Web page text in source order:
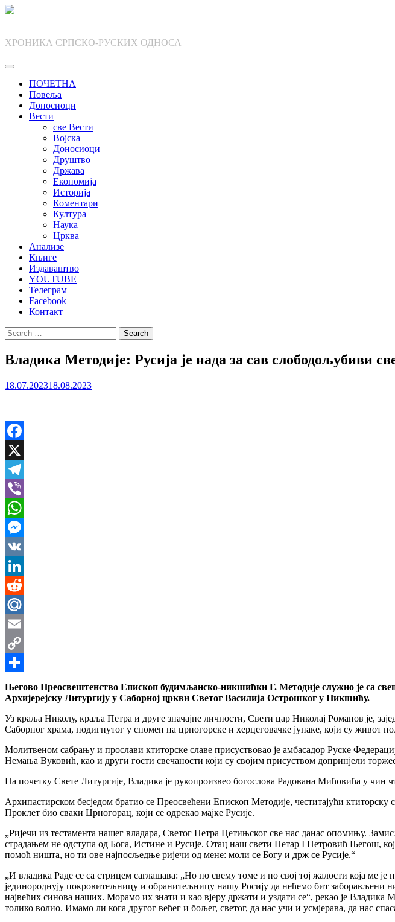
Skip
ХРОНИКА СРПСКО-РУСКИХ ОДНОСА
ПОЧЕТНА
Повеља
Доносиоци
Вести
све Вести
Војска
Доносиоци
Друштво
Држава
Економија
Историја
Коментари
Култура
Наука
Црква
Анализе
Књиге
Издаваштво
YOUTUBE
Телеграм
Facebook
Контакт
Search
for:
Владика Методије: Русија је нада за сав слободољубиви
18.07.202318.08.2023
Facebook
X
Telegram
Viber
WhatsApp
Messenger
VK
LinkedIn
Reddit
Mail.Ru
Email
Copy
Link
Share
Његово Преосвештенство Епископ будимљанско-никшићки Г. Методије служио је са
Архијерејску Литургију у Саборној цркви Светог Василија Острошког у Никшићу.
Уз краља Николу, краља Петра и друге значајне личности, Свети цар Николај Романов је,
Саборног храма, подигнутог у спомен на црногорске и херцеговачке јунаке, који су
Молитвеном сабрању и прослави ктиторске славе присуствовао је амбасадор Руске
Немања Вуковић, као и други гости свечаности који су својим присуством допринјели
На почетку Свете Литургије, Владика је рукопроизвео богослова Радована Мићовића у
Архипастирском бесједом братио се Преосвећени Епископ Методије, честитајући
Проклет био сваки Црногорац, који се одрекао мајке Русије.
„Ријечи из тестамента нашег владара, Светог Петра Цетињског све нас данас опомињу.
страдањем не одступа од Бога, Истине и Русије. Отац наш свети Петар I Петровић Његош,
помоћ ништа, но ти ове најпосљедње ријечи од мене: моли се Богу и држ се Русије.“
„И владика Раде се са стрицем саглашава: „Но по свему томе и по свој тој жалости која ме
јединороднују покровитељницу и обранитељницу нашу Росију да нећемо бит заборављени
највећих синова наших. Морамо их знати и као вјеру држати и уздати се“, рекао је Владика
толико волио. Имамо ли кога другог већег и бољег, светог, да нас учи и усмјерава, да нас